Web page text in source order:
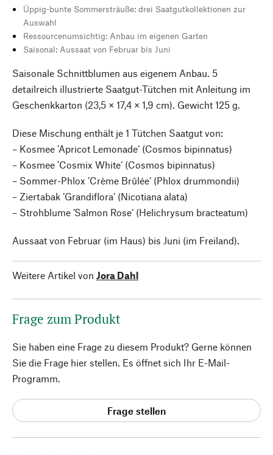
Üppig-bunte Sommersträuße: drei Saatgutkollektionen zur
Auswahl
Ressourcenumsichtig: Anbau im eigenen Garten
Saisonal: Aussaat von Februar bis Juni
Saisonale Schnittblumen aus eigenem Anbau. 5
detailreich illustrierte Saatgut-Tütchen mit Anleitung im
Geschenkkarton (23,5 × 17,4 × 1,9 cm). Gewicht 125 g.
Diese Mischung enthält je 1 Tütchen Saatgut von:
– Kosmee ’Apricot Lemonade‘ (Cosmos bipinnatus)
– Kosmee ’Cosmix White‘ (Cosmos bipinnatus)
– Sommer-Phlox ’Crème Brûlée‘ (Phlox drummondii)
– Ziertabak ’Grandiflora‘ (Nicotiana alata)
– Strohblume ’Salmon Rose‘ (Helichrysum bracteatum)
Aussaat von Februar (im Haus) bis Juni (im Freiland).
Weitere Artikel von Jora Dahl
Frage zum Produkt
Sie haben eine Frage zu diesem Produkt? Gerne können
Sie die Frage hier stellen. Es öffnet sich Ihr E-Mail-
Programm.
Frage stellen